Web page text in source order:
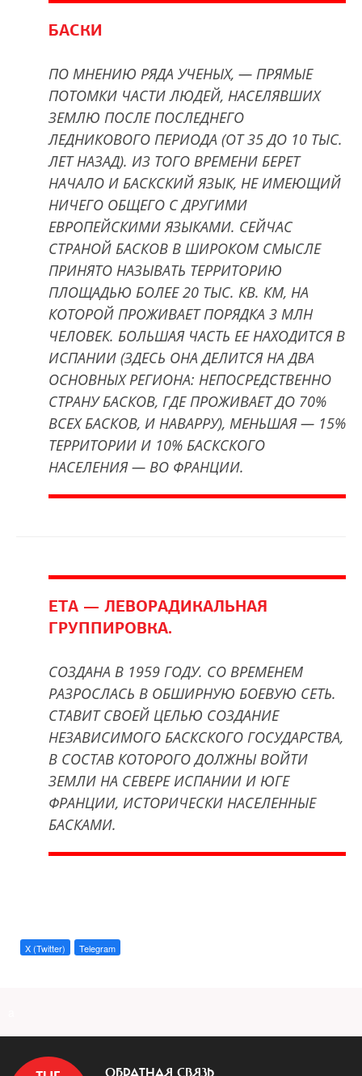
БАСКИ
ПО МНЕНИЮ РЯДА УЧЕНЫХ, — ПРЯМЫЕ
ПОТОМКИ ЧАСТИ ЛЮДЕЙ, НАСЕЛЯВШИХ
ЗЕМЛЮ ПОСЛЕ ПОСЛЕДНЕГО
ЛЕДНИКОВОГО ПЕРИОДА (ОТ 35 ДО 10 ТЫС.
ЛЕТ НАЗАД). ИЗ ТОГО ВРЕМЕНИ БЕРЕТ
НАЧАЛО И БАСКСКИЙ ЯЗЫК, НЕ ИМЕЮЩИЙ
НИЧЕГО ОБЩЕГО С ДРУГИМИ
ЕВРОПЕЙСКИМИ ЯЗЫКАМИ. СЕЙЧАС
СТРАНОЙ БАСКОВ В ШИРОКОМ СМЫСЛЕ
ПРИНЯТО НАЗЫВАТЬ ТЕРРИТОРИЮ
ПЛОЩАДЬЮ БОЛЕЕ 20 ТЫС. КВ. КМ, НА
КОТОРОЙ ПРОЖИВАЕТ ПОРЯДКА 3 МЛН
ЧЕЛОВЕК. БОЛЬШАЯ ЧАСТЬ ЕЕ НАХОДИТСЯ В
ИСПАНИИ (ЗДЕСЬ ОНА ДЕЛИТСЯ НА ДВА
ОСНОВНЫХ РЕГИОНА: НЕПОСРЕДСТВЕННО
СТРАНУ БАСКОВ, ГДЕ ПРОЖИВАЕТ ДО 70%
ВСЕХ БАСКОВ, И НАВАРРУ), МЕНЬШАЯ — 15%
ТЕРРИТОРИИ И 10% БАСКСКОГО
НАСЕЛЕНИЯ — ВО ФРАНЦИИ.
ETA — ЛЕВОРАДИКАЛЬНАЯ
ГРУППИРОВКА.
СОЗДАНА В 1959 ГОДУ. СО ВРЕМЕНЕМ
РАЗРОСЛАСЬ В ОБШИРНУЮ БОЕВУЮ СЕТЬ.
СТАВИТ СВОЕЙ ЦЕЛЬЮ СОЗДАНИЕ
НЕЗАВИСИМОГО БАСКСКОГО ГОСУДАРСТВА,
В СОСТАВ КОТОРОГО ДОЛЖНЫ ВОЙТИ
ЗЕМЛИ НА СЕВЕРЕ ИСПАНИИ И ЮГЕ
ФРАНЦИИ, ИСТОРИЧЕСКИ НАСЕЛЕННЫЕ
БАСКАМИ.
X (Twitter) Telegram